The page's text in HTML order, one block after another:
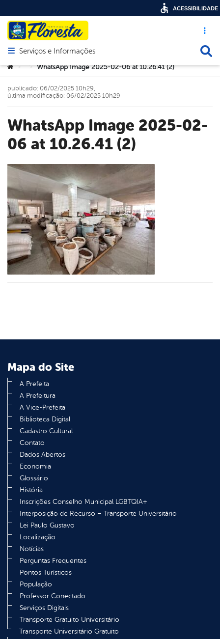
Acesso
Abrir menu principal de navegação
Serviços e Informações
Você está aqui:
> > WhatsApp Image 2025-02-06 at 10.26.41 (2)
WhatsApp Image 2025-02-
06 at 10.26.41 (2)
publicado: 06/02/2025 10h29,
última modificação: 06/02/2025 10h29
Mapa do Site
A Prefeita
A Prefeitura
A Vice-Prefeita
Biblioteca Digital
Cadastro Cultural
Contato
Dados Abertos
Economia
Glossário
História
Inscrições Conselho Municipal LGBTQIA+
Interposição de Recurso – Transporte Universitário
Lei Paulo Gustavo
Localização
Notícias
Perguntas Frequentes
Pontos Turísticos
População
Professor Conectado
Serviços Digitais
Transporte Gratuito Universitário
Transporte Universitário Gratuito
ACESSIBILIDADE